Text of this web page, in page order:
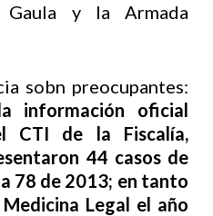
y la Armada
sobn preocupantes:
información oficial
CTI de la Fiscalía,
44 casos de
78 de 2013; en tanto
Legal el año